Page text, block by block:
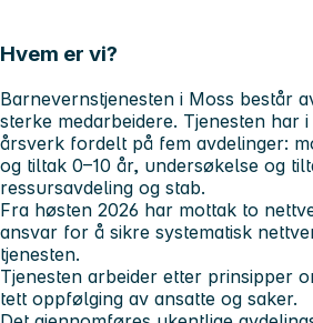
Hvem er vi?
Barnevernstjenesten i Moss består
sterke medarbeidere. Tjenesten har
årsverk fordelt på fem avdelinger:
og tiltak 0–10 år, undersøkelse og
ressursavdeling og stab.
Fra høsten 2026 har mottak to
ansvar for å sikre systematisk
tjenesten.
Tjenesten arbeider etter prinsipper
tett oppfølging av ansatte og saker.